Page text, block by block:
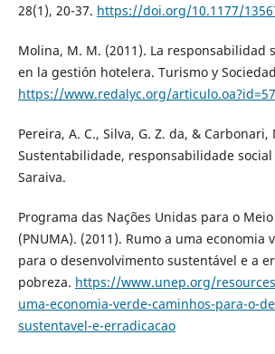
28(1), 20-37. https://doi.org/10.1177/
Molina, M. M. (2011). La responsabilidad
en la gestión hotelera. Turismo y
https://www.redalyc.org/
Pereira, A. C., Silva, G. Z. da, & Carbonari,
Sustentabilidade, responsabilidade
Saraiva.
Programa das Nações Unidas para o
(PNUMA). (2011). Rumo a uma economia
para o desenvolvimento sustentável e a
pobreza. https://www.unep.org/
uma-economia-verde-caminhos-para-o-
sustentavel-e-erradicacao